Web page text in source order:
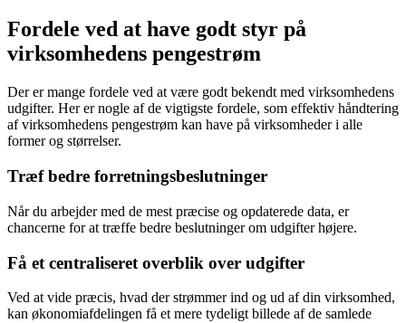
Fordele ved at have godt styr på
virksomhedens pengestrøm
Der er mange fordele ved at være godt bekendt med virksomhedens
udgifter. Her er nogle af de vigtigste fordele, som effektiv håndtering
af virksomhedens pengestrøm kan have på virksomheder i alle
former og størrelser.
Træf bedre forretningsbeslutninger
Når du arbejder med de mest præcise og opdaterede data, er
chancerne for at træffe bedre beslutninger om udgifter højere.
Få et centraliseret overblik over udgifter
Ved at vide præcis, hvad der strømmer ind og ud af din virksomhed,
kan økonomiafdelingen få et mere tydeligt billede af de samlede